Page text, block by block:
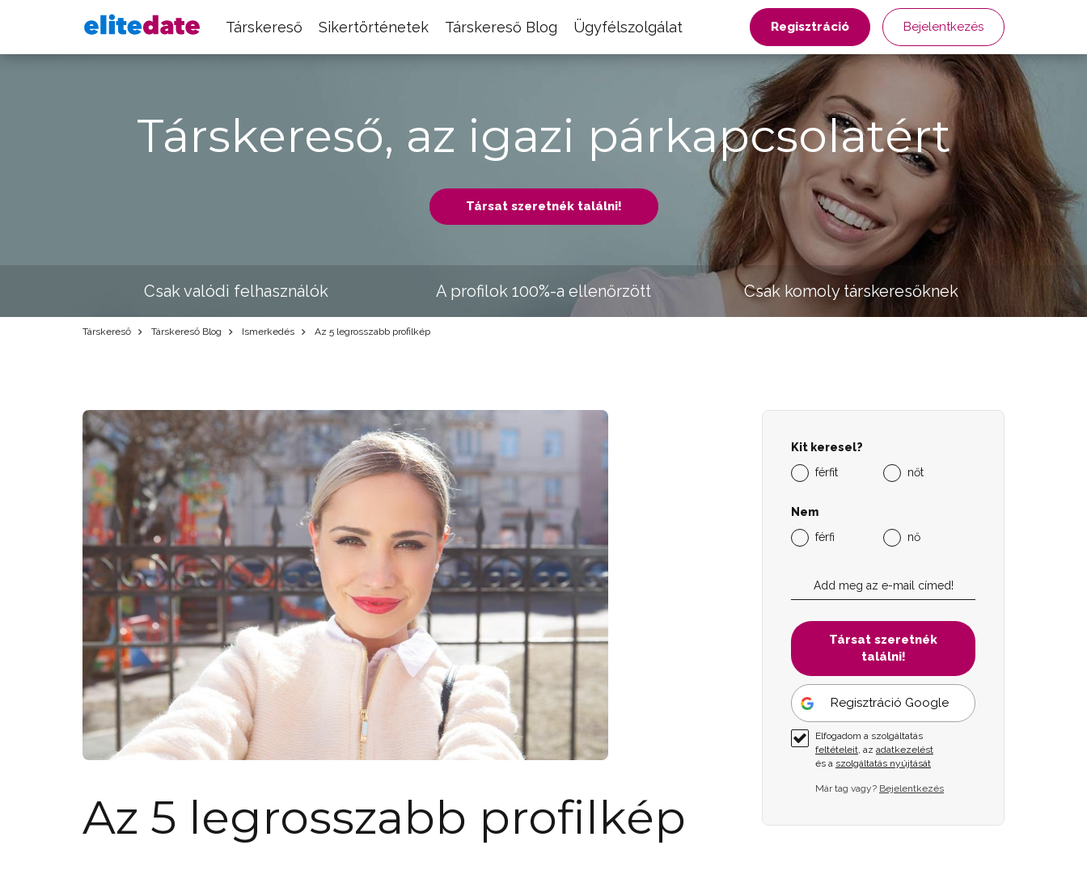
Társkereső Sikertörténetek Társkereső Blog Ügyfélszolgálat Regisztráció Bejelentkezés
Társkereső, az igazi párkapcsolatért
Társat szeretnék találni!
Csak valódi felhasználók A profilok 100%-a ellenőrzött Csak komoly társkeresőknek
Társkereső Társkereső Blog Ismerkedés Az 5 legrosszabb profilkép
Az 5 legrosszabb profilkép
Kit keresel?
férfit
nőt
Nem
férfi
nő
Társat szeretnék
találni!
Regisztráció Google
Elfogadom a szolgáltatás
feltételeit, az adatkezelést
és a szolgáltatás nyújtását
Már tag vagy? Bejelentkezés